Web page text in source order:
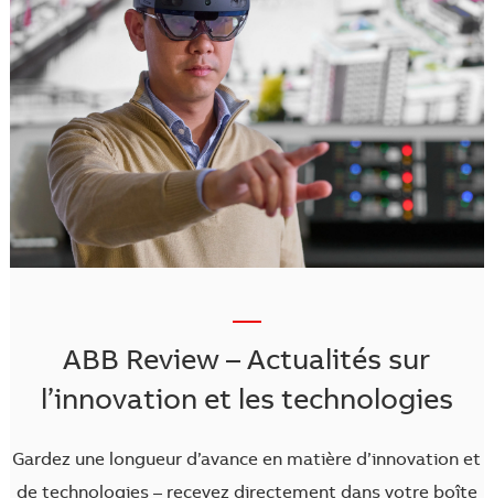
—
ABB Review – Actualités sur
l’innovation et les technologies
Gardez une longueur d’avance en matière d’innovation et
de technologies – recevez directement dans votre boîte